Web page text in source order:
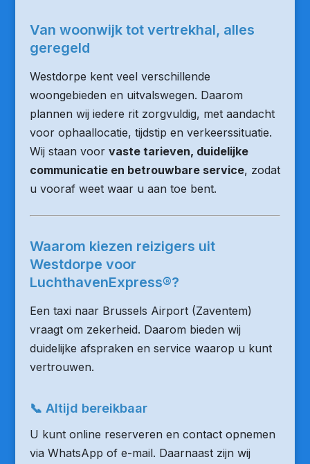
Van woonwijk tot vertrekhal, alles
geregeld
Westdorpe kent veel verschillende
woongebieden en uitvalswegen. Daarom
plannen wij iedere rit zorgvuldig, met aandacht
voor ophaallocatie, tijdstip en verkeerssituatie.
Wij staan voor vaste tarieven, duidelijke
communicatie en betrouwbare service, zodat
u vooraf weet waar u aan toe bent.
Waarom kiezen reizigers uit
Westdorpe voor
LuchthavenExpress®?
Een taxi naar Brussels Airport (Zaventem)
vraagt om zekerheid. Daarom bieden wij
duidelijke afspraken en service waarop u kunt
vertrouwen.
📞 Altijd bereikbaar
U kunt online reserveren en contact opnemen
via WhatsApp of e-mail. Daarnaast zijn wij